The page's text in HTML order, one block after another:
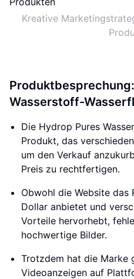
Kreative
Wasserstoff-
Die Hydrop Pures
Produkt, das
um den Verkauf
Preis zu rechtfertigen.
Obwohl die Website
Dollar anbietet und
Vorteile hervorhebt,
hochwertige Bilder.
Trotzdem hat die Marke
Videoanzeigen auf